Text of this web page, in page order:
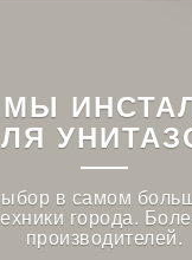
в самом
города.
производителей.